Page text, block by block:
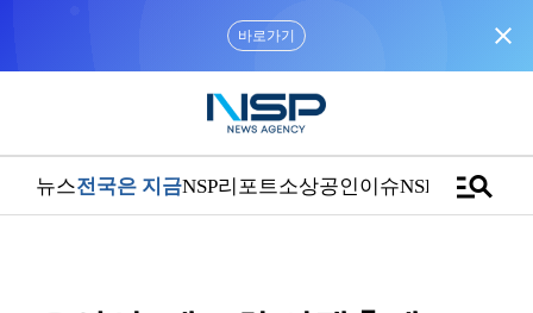
바로가기 close
뉴스전국은 지금NSP리포트소상공인이슈NSPTVmanage_search